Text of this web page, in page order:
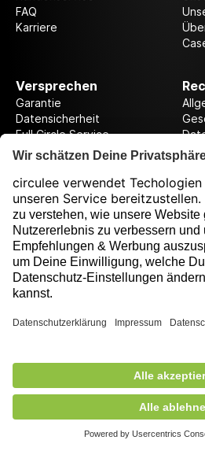
5,90 €
FAQ
Karriere
Versprechen
Garantie
Datensicherheit
Full Circle Service
Folge uns auf unserer Reise!
Ausgezeichnet durch